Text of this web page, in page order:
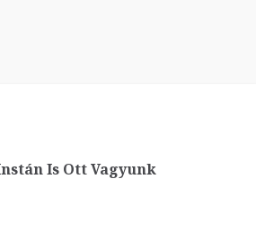
Is Ott Vagyunk